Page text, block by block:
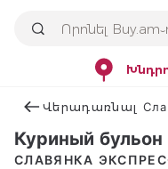
Վերադառնալ
Куриный бульон
СЛАВЯНКА